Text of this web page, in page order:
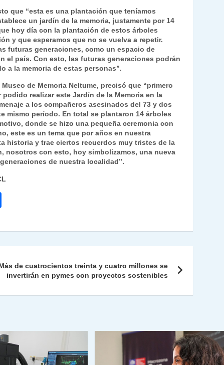
que “esta es una plantación que teníamos
un jardín de la memoria, justamente por 14
hoy día con la plantación de estos árboles
y que esperamos que no se vuelva a repetir.
futuras generaciones, como un espacio de
el país. Con esto, las futuras generaciones podrán
a la memoria de estas personas”.
de Memoria Neltume, precisó que “primero
realizar este Jardín de la Memoria en la
a los compañeros asesinados del 73 y dos
mismo período. En total se plantaron 14 árboles
donde se hizo una pequeña ceremonia con
este es un tema que por años en nuestra
historia y trae ciertos recuerdos muy tristes de la
nosotros con esto, hoy simbolizamos, una nueva
de nuestra localidad”.
m
ar
tir
de cuatrocientos treinta y cuatro millones se
invertirán en pymes con proyectos sostenibles